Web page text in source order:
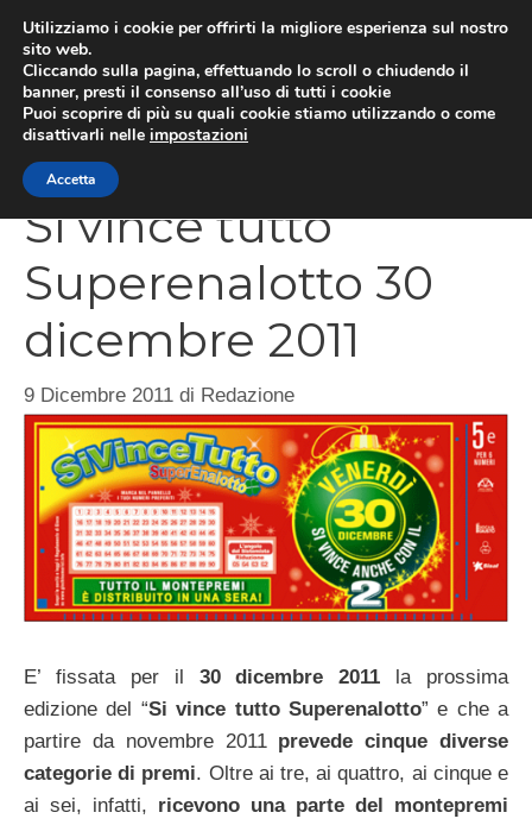
contenuto
Si vince tutto
Superenalotto 30
dicembre 2011
9 Dicembre 2011 di Redazione
E’ fissata per il 30 dicembre 2011 la prossima
edizione del “Si vince tutto Superenalotto” e che a
partire da novembre 2011 prevede cinque diverse
categorie di premi. Oltre ai tre, ai quattro, ai cinque e
ai sei, infatti, ricevono una parte del montepremi
Utilizziamo i cookie per offrirti la migliore esperienza sul nostro
sito web.
Cliccando sulla pagina, effettuando lo scroll o chiudendo il
banner, presti il consenso all’uso di tutti i cookie
Puoi scoprire di più su quali cookie stiamo utilizzando o come
disattivarli nelle impostazioni
Accetta